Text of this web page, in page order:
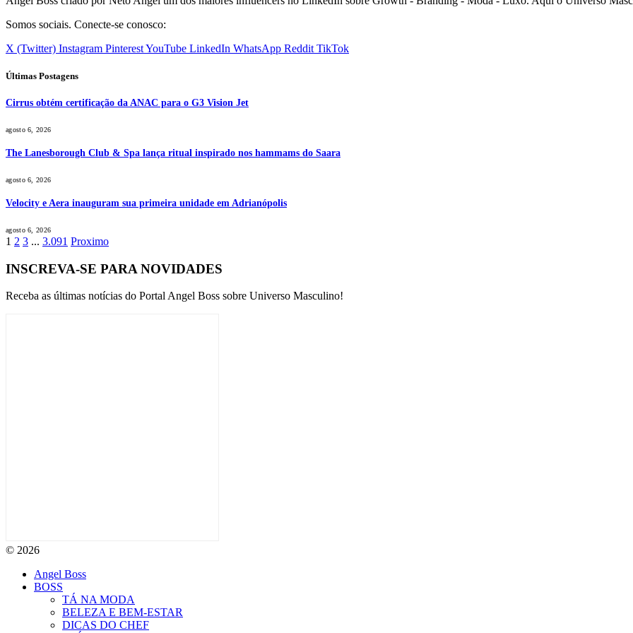
Somos sociais. Conecte-se conosco:
X (Twitter) Instagram PinterestYouTube LinkedIn WhatsApp Reddit TikTok
Últimas Postagens
Cirrus obtém certificação da ANAC para o G3 Vision Jet
agosto 6, 2026
The Lanesborough Club & Spa lança ritual inspirado nos hammams do Saara
agosto 6, 2026
Velocity e Aera inauguram sua primeira unidade em Adrianópolis
agosto 6, 2026
1 2 3 ... 3.091 Proximo
INSCREVA-SE PARA NOVIDADES
Receba as últimas notícias do Portal Angel Boss sobre Universo Masculino!
© 2026
Angel Boss
BOSS
TÁ NA MODA
BELEZA E BEM-ESTAR
DICAS DO CHEF